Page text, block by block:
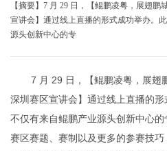
【摘要】7 月 29 日，【鲲鹏凌粤，展翅鹏
宣讲会】通过线上直播的形式成功举办。
源头创新中心的专
7 月 29 日，【鲲鹏凌粤，展翅
深圳赛区宣讲会】通过线上直播的形
不仅有来自鲲鹏产业源头创新中心
赛区赛题、赛制以及更多的参赛技